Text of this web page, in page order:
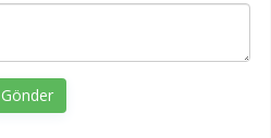
Gönder